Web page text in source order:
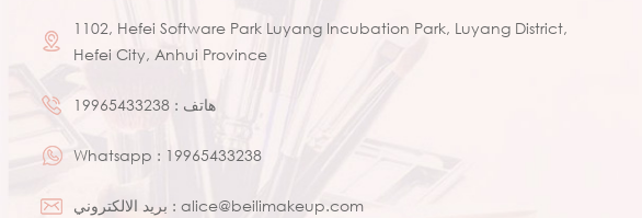
1102, Hefei Software Park Luyang Incubation Park, Luyang District,
Hefei City, Anhui Province
هاتف : 19965433238
Whatsapp : 19965433238
بريد الالكتروني : alice@beilimakeup.com